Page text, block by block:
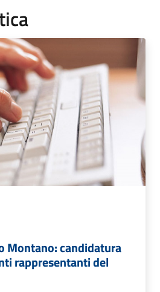
Montano: candidatura
rappresentanti del